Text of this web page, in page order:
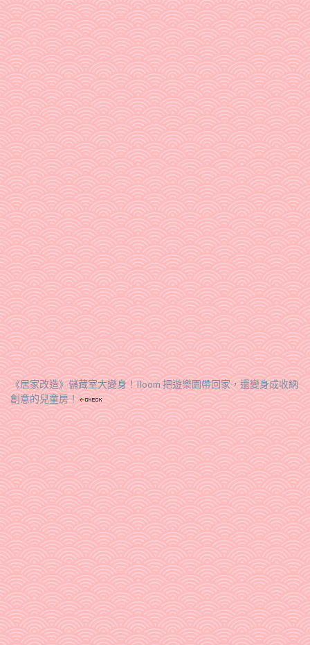
《居家改造》儲藏室大變身！Iloom 把遊樂園帶回家，還變身成收納
創意的兒童房！